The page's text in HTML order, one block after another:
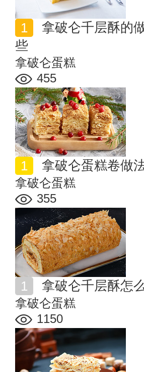
些
拿破仑蛋糕
455
拿破仑蛋糕卷做
拿破仑蛋糕
355
拿破仑千层酥怎
拿破仑蛋糕
1150